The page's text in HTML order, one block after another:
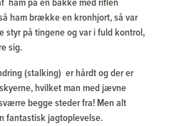
ham på en bakke med riflen
ham brække en kronhjort, så var
styr på tingene og var i fuld kontrol,
sig.
(stalking) er hårdt og der er
hvilket man med jævne
begge steder fra! Men alt
fantastisk jagtoplevelse.